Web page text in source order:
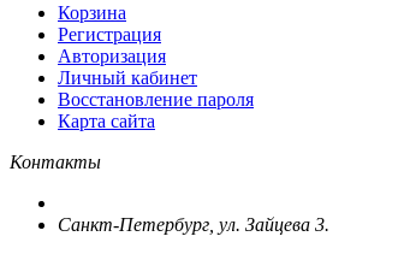
Корзина
Регистрация
Авторизация
Личный кабинет
Восстановление пароля
Карта сайта
Контакты
Санкт-Петербург, ул. Зайцева 3.